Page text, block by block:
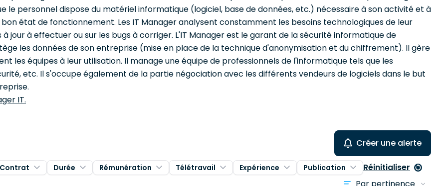
le personnel dispose du matériel informatique (logiciel, base de données, etc.) nécessaire à son activité et à
état de fonctionnement. Les IT Manager analysent constamment les besoins technologiques de leur
jour à effectuer ou sur les bugs à corriger. L'IT Manager est le garant de la sécurité informatique de
les données de son entreprise (mise en place de la technique d'anonymisation et du chiffrement). Il gère
les équipes à leur utilisation. Il manage une équipe de professionnels de l'informatique tels que les
etc. Il s'occupe également de la partie négociation avec les différents vendeurs de logiciels dans le but
IT.
Créer une alerte
Contrat Durée Rémunération Télétravail Expérience Publication Réinitialiser